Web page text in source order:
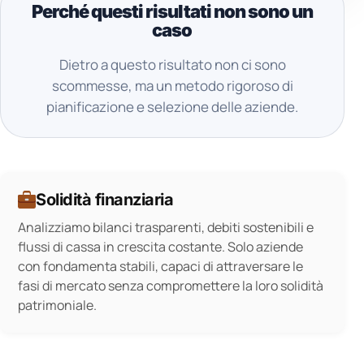
Perché questi risultati non sono un
caso
Dietro a questo risultato non ci sono
scommesse, ma un metodo rigoroso di
pianificazione e selezione delle aziende.
Solidità finanziaria
Analizziamo bilanci trasparenti, debiti sostenibili e
flussi di cassa in crescita costante. Solo aziende
con fondamenta stabili, capaci di attraversare le
fasi di mercato senza compromettere la loro solidità
patrimoniale.